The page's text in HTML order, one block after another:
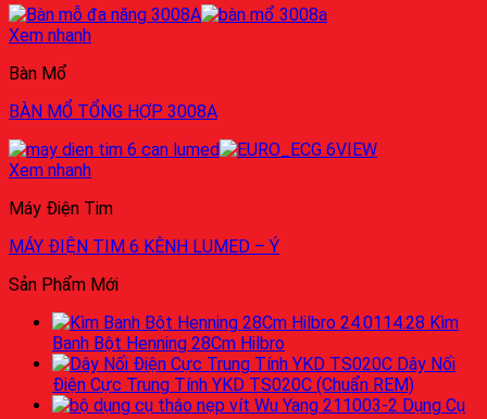
Xem nhanh
Bàn Mổ
BÀN MỔ TỔNG HỢP 3008A
Xem nhanh
Máy Điện Tim
MÁY ĐIỆN TIM 6 KÊNH LUMED – Ý
Sản Phẩm Mới
Kìm
Banh Bột Henning 28Cm Hilbro
Dây Nối
Điện Cực Trung Tính YKD TS020C (Chuẩn REM)
Dụng Cụ